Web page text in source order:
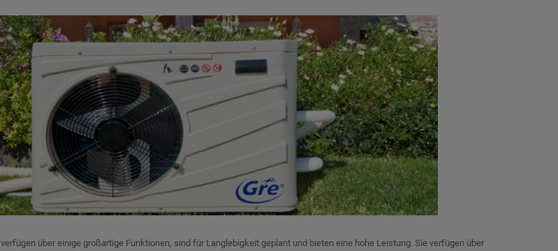
verfügen über einige großartige Funktionen, sind für Langlebigkeit geplant und bieten eine hohe Leistung. Sie verfügen über